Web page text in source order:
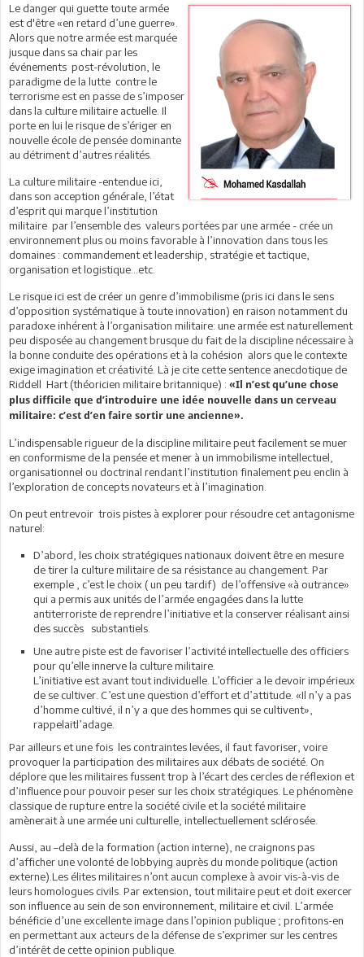
Le danger qui guette toute armée
est d'être «en retard d’une guerre».
Alors que notre armée est marquée
jusque dans sa chair par les
événements post-révolution, le
paradigme de la lutte contre le
terrorisme est en passe de s’imposer
dans la culture militaire actuelle. Il
porte en lui le risque de s’ériger en
nouvelle école de pensée dominante
au détriment d’autres réalités.
La culture militaire -entendue ici,
dans son acception générale, l’état
d’esprit qui marque l’institution
militaire par l’ensemble des valeurs portées par une armée - crée un
environnement plus ou moins favorable à l’innovation dans tous les
domaines : commandement et leadership, stratégie et tactique,
organisation et logistique...etc.
Le risque ici est de créer un genre d’immobilisme (pris ici dans le sens
d’opposition systématique à toute innovation) en raison notamment du
paradoxe inhérent à l’organisation militaire: une armée est naturellement
peu disposée au changement brusque du fait de la discipline nécessaire à
la bonne conduite des opérations et à la cohésion alors que le contexte
exige imagination et créativité. Là je cite cette sentence anecdotique de
Riddell Hart (théoricien militaire britannique) : «Il n’est qu’une chose
plus difficile que d’introduire une idée nouvelle dans un cerveau
militaire: c’est d’en faire sortir une ancienne».
L’indispensable rigueur de la discipline militaire peut facilement se muer
en conformisme de la pensée et mener à un immobilisme intellectuel,
organisationnel ou doctrinal rendant l’institution finalement peu enclin à
l’exploration de concepts novateurs et à l’imagination.
On peut entrevoir trois pistes à explorer pour résoudre cet antagonisme
naturel:
D’abord, les choix stratégiques nationaux doivent être en mesure
de tirer la culture militaire de sa résistance au changement. Par
exemple , c’est le choix ( un peu tardif) de l’offensive «à outrance»
qui a permis aux unités de l’armée engagées dans la lutte
antiterroriste de reprendre l’initiative et la conserver réalisant ainsi
des succès substantiels.
Une autre piste est de favoriser l’activité intellectuelle des officiers
pour qu’elle innerve la culture militaire.
L’initiative est avant tout individuelle. L’officier a le devoir impérieux
de se cultiver. C’est une question d’effort et d’attitude. «Il n’y a pas
d’homme cultivé, il n’y a que des hommes qui se cultivent»,
rappelaitl’adage.
Par ailleurs et une fois les contraintes levées, il faut favoriser, voire
provoquer la participation des militaires aux débats de société. On
déplore que les militaires fussent trop à l’écart des cercles de réflexion et
d’influence pour pouvoir peser sur les choix stratégiques. Le phénomène
classique de rupture entre la société civile et la société militaire
amènerait à une armée uni culturelle, intellectuellement sclérosée.
Aussi, au –delà de la formation (action interne), ne craignons pas
d’afficher une volonté de lobbying auprès du monde politique (action
externe).Les élites militaires n’ont aucun complexe à avoir vis-à-vis de
leurs homologues civils. Par extension, tout militaire peut et doit exercer
son influence au sein de son environnement, militaire et civil. L’armée
bénéficie d’une excellente image dans l’opinion publique ; profitons-en
en permettant aux acteurs de la défense de s’exprimer sur les centres
d’intérêt de cette opinion publique.